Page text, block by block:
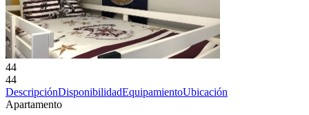
44
44
DescripciónDisponibilidadEquipamientoUbicación
Apartamento